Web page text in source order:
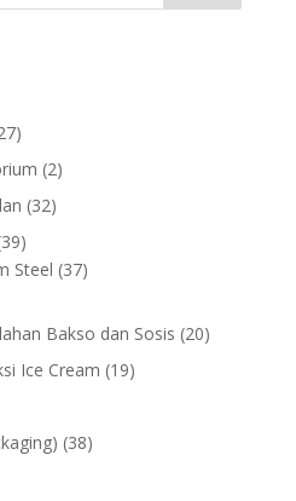
27
products
22
3232
3939
products
Steel 3737
Bakso dan Sosis 2020
Ice Cream 1919
3838